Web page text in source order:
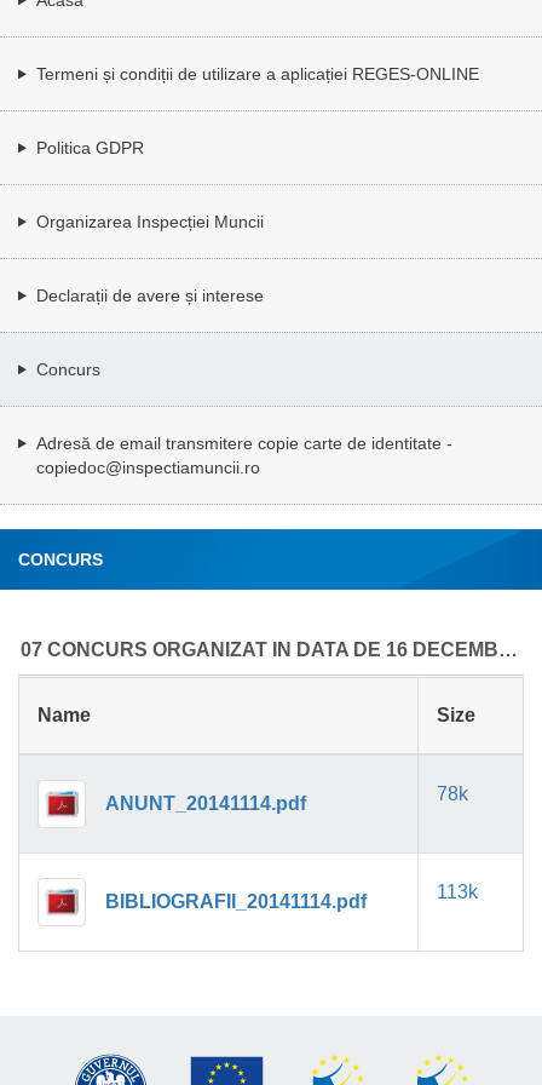
Termeni și condiții de utilizare a aplicației REGES-ONLINE
Politica GDPR
Organizarea Inspecției Muncii
Declarații de avere și interese
Concurs
Adresă de email transmitere copie carte de identitate -
copiedoc@inspectiamuncii.ro
CONCURS
07 CONCURS ORGANIZAT IN DATA DE 16 DECEMBRIE 2014
Name Size
ANUNT_20141114.pdf 78k
BIBLIOGRAFII_20141114.pdf 113k